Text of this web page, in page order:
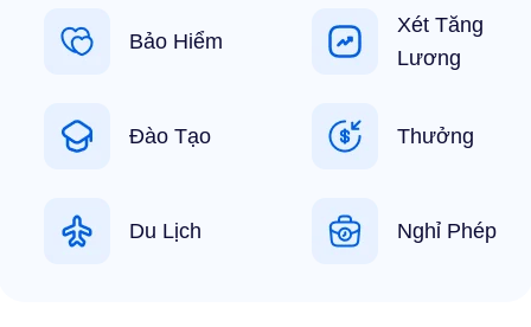
Bảo Hiểm
Xét Tăng
Lương
Đào Tạo Thưởng
Du Lịch Nghỉ Phép